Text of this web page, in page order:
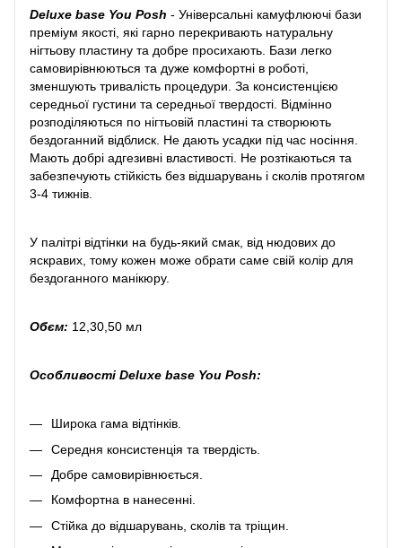
Deluxe base You Posh - Універсальні камуфлюючі бази
преміум якості, які гарно перекривають натуральну
нігтьову пластину та добре просихають. Бази легко
самовирівнюються та дуже комфортні в роботі,
зменшують тривалість процедури. За консистенцією
середньої густини та середньої твердості. Відмінно
розподіляються по нігтьовій пластині та створюють
бездоганний відблиск. Не дають усадки під час носіння.
Мають добрі адгезивні властивості. Не розтікаються та
забезпечують стійкість без відшарувань і сколів протягом
3-4 тижнів.
У палітрі відтінки на будь-який смак, від нюдових до
яскравих, тому кожен може обрати саме свій колір для
бездоганного манікюру.
Обєм: 12,30,50 мл
Особливості Deluxe base You Posh:
Широка гама відтінків.
Середня консистенція та твердість.
Добре самовирівнюється.
Комфортна в нанесенні.
Стійка до відшарувань, сколів та тріщин.